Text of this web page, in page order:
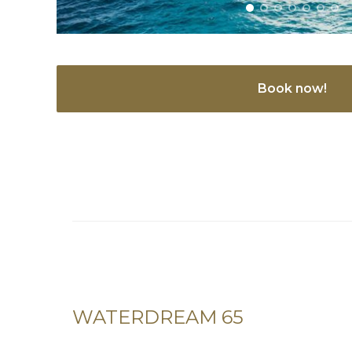
Book now!
WATERDREAM 65